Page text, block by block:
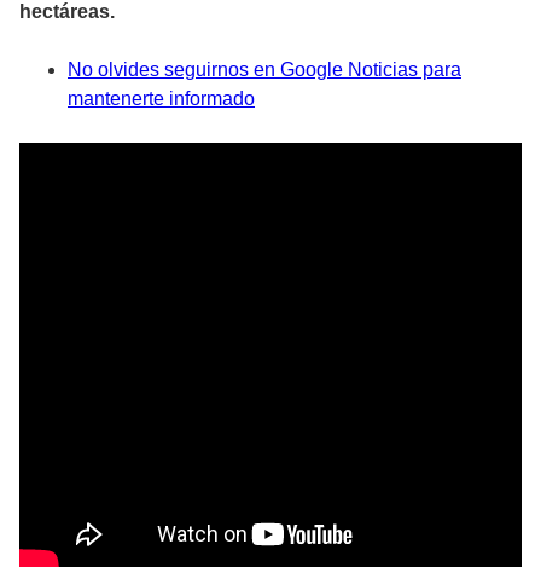
hectáreas.
No olvides seguirnos en Google Noticias para
mantenerte informado